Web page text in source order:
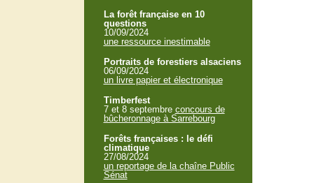
La forêt française en 10
questions
10/09/2024
une ressource inestimable
Portraits de forestiers alsaciens
06/09/2024
un livre papier et électronique
Timberfest
7 et 8 septembre concours de
bûcheronnage à Sarrebourg
Forêts françaises : le défi
climatique
27/08/2024
un reportage de la chaîne Public
Sénat